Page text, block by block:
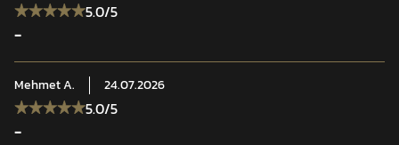
5.0/5
-
MehmetA. 24.07.2026
5.0/5
-